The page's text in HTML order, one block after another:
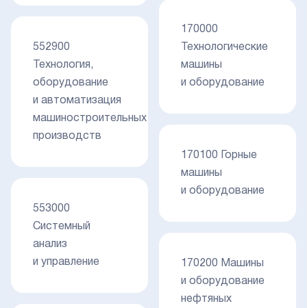
552900
Технология,
оборудование
и автоматизация
машиностроительных
производств
553000
Системный
анализ
и управление
170000
Технологические
машины
и оборудование
170100 Горные
машины
и оборудование
170200 Машины
и оборудование
нефтяных